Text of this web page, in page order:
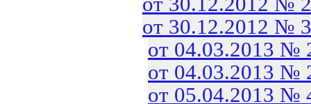
от 30.12.2012 №
от 04.03.2013 №
от 04.03.2013 №
от 05.04.2013 №